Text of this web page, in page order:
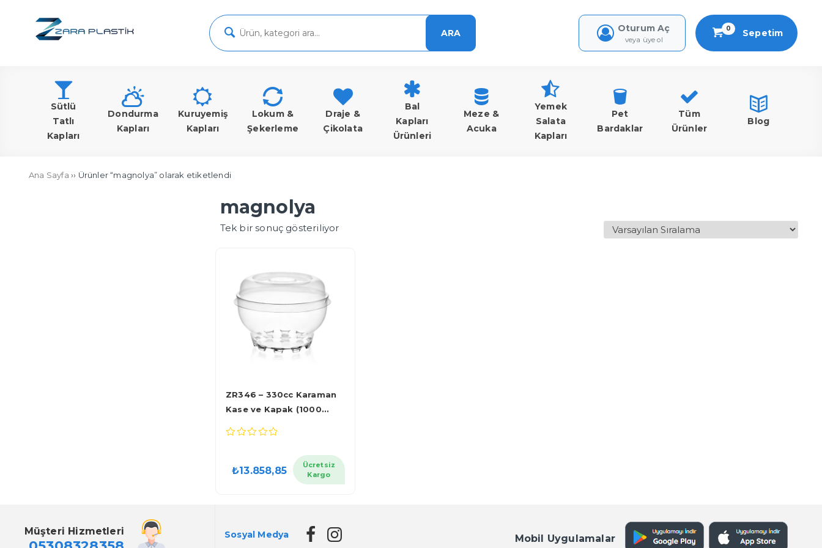
ARA Oturum Aç
veya üye ol
0 Sepetim
Sütlü
Tatlı
Kapları
Dondurma
Kapları
Kuruyemiş
Kapları
Lokum &
Şekerleme
Draje &
Çikolata
Bal
Kapları
Ürünleri
Meze &
Acuka
Yemek
Salata
Kapları
Pet
Bardaklar
Tüm
Ürünler
Blog
Ana Sayfa ›› Ürünler “magnolya” olarak etiketlendi
magnolya
Tek bir sonuç gösteriliyor
ZR346 – 330cc Karaman
Kase ve Kapak (1000
₺13.858,85
Ücretsiz
Kargo
Müşteri Hizmetleri Sosyal Medya Mobil Uygulamalar